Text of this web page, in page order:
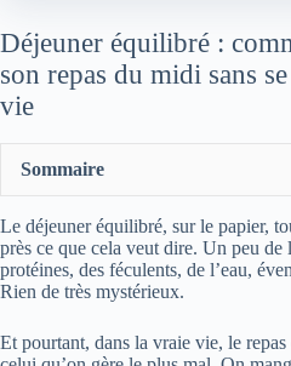
Déjeuner équilibré :
son repas du midi sans
vie
Sommaire
Le déjeuner équilibré, sur le papier,
près ce que cela veut dire. Un peu de
protéines, des féculents, de l’eau,
Rien de très mystérieux.
Et pourtant, dans la vraie vie, le